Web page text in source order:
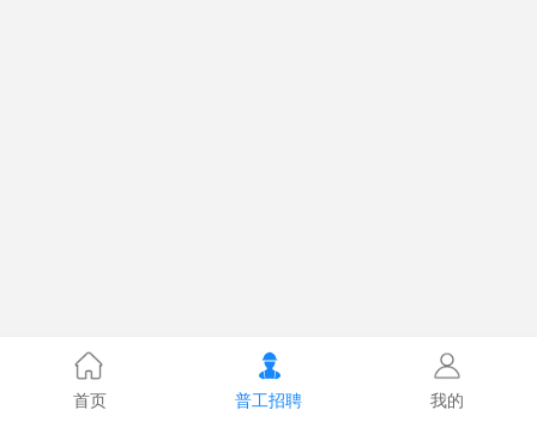
首页 普工招聘 我的